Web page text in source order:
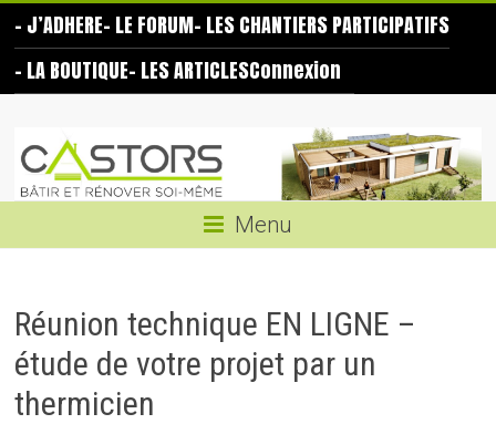
content
– J’ADHERE– LE FORUM– LES CHANTIERS PARTICIPATIFS
– LA BOUTIQUE– LES ARTICLESConnexion
Castors
même
Menu
Réunion technique EN LIGNE –
étude de votre projet par un
thermicien